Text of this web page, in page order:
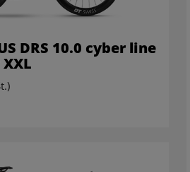
DRS 10.0 cyber line